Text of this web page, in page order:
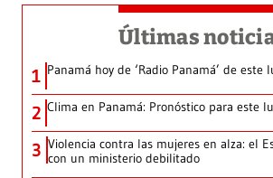
Últimas
1 Panamá hoy de ‘Radio Panamá’ de este
2 Clima en Panamá: Pronóstico para este
3 Violencia contra las mujeres en alza: el
con un ministerio debilitado